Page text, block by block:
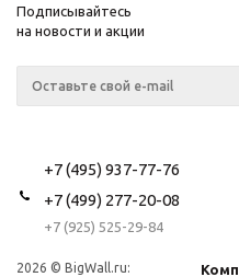
Подписывайтесь
на новости и акции
+7 (495) 937-77-76
+7 (499) 277-20-08
+7 (925) 525-29-84
2026 © BigWall.ru: